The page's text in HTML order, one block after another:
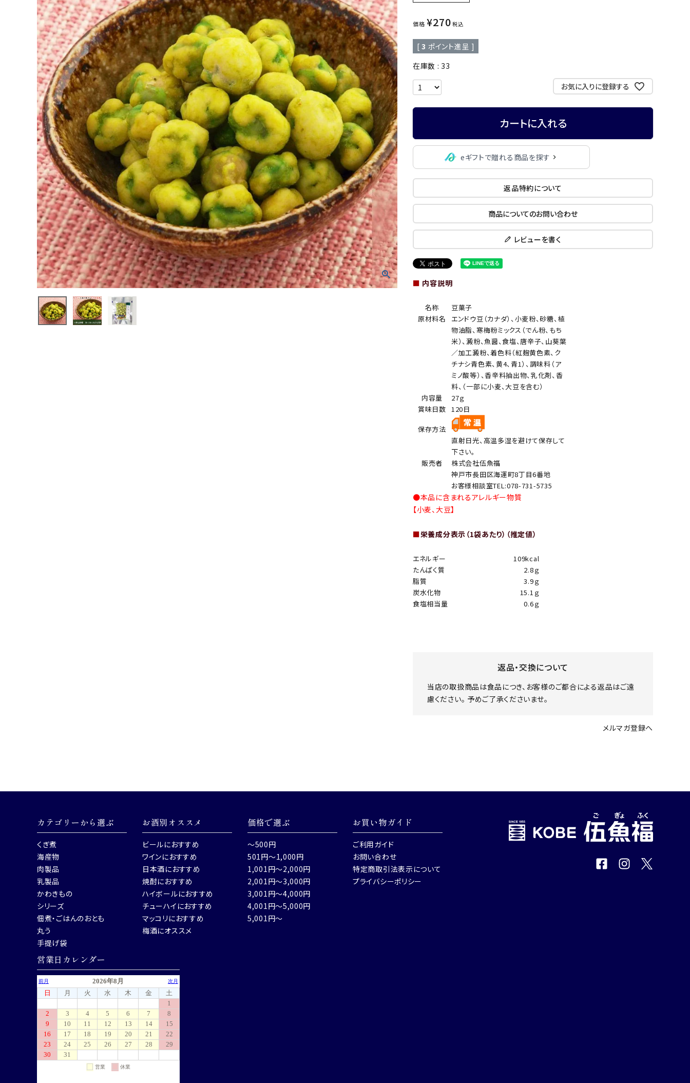
価格 ¥270 税込
[ 3 ポイント進呈 ]
在庫数
33
お気に入りに登録する
カートに入れる
eギフトで贈れる商品を探す
返品特約について
商品についてのお問い合わせ
レビューを書く
■ 内容説明
名称
豆菓子
原材料名
エンドウ豆（カナダ）、小麦粉、砂糖、植
物油脂、寒梅粉ミックス（でん粉、もち
米）、澱粉、魚醤、食塩、唐辛子、山葵葉
／加工澱粉、着色料（紅麹黄色素、ク
チナシ青色素、黄4、青1）、調味料（ア
ミノ酸等）、香辛料抽出物、乳化剤、香
料、（一部に小麦、大豆を含む）
内容量
27ｇ
賞味日数 120日
保存方法
直射日光、高温多湿を避けて保存して
下さい。
販売者
株式会社伍魚福
神戸市長田区海運町8丁目6番地
お客様相談室TEL:078-731-5735
●本品に含まれるアレルギー物質
【小麦、大豆】
■栄養成分表示（1袋あたり）（推定値）
エネルギー
109kcal
たんぱく質
2.8ｇ
脂質
3.9ｇ
炭水化物
15.1ｇ
食塩相当量
0.6ｇ
返品・交換について
当店の取扱商品は食品につき、お客様のご都合による返品はご遠
慮ください。 予めご了承くださいませ。
メルマガ登録へ
カテゴリーから選ぶ
くぎ煮
海産物
肉製品
乳製品
かわきもの
シリーズ
佃煮・ごはんのおとも
丸う
手提げ袋
お酒別オススメ
ビールにおすすめ
ワインにおすすめ
日本酒におすすめ
焼酎におすすめ
ハイボールにおすすめ
チューハイにおすすめ
マッコリにおすすめ
梅酒にオススメ
価格で選ぶ
～500円
501円～1,000円
1,001円～2,000円
2,001円～3,000円
3,001円～4,000円
4,001円～5,000円
5,001円～
お買い物ガイド
ご利用ガイド
お問い合わせ
特定商取引法表示について
プライバシーポリシー
営業日カレンダー